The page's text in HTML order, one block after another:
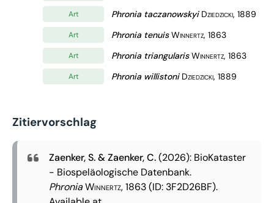
Art Phronia taczanowskyi Dziedzicki, 1889
Art Phronia tenuis Winnertz, 1863
Art Phronia triangularis Winnertz, 1863
Art Phronia willistoni Dziedzicki, 1889
Zitiervorschlag
Zaenker, S. & Zaenker, C.(2026): BioKataster
- Biospeläologische Datenbank.
PhroniaWinnertz, 1863(ID: 3F2D26BF).